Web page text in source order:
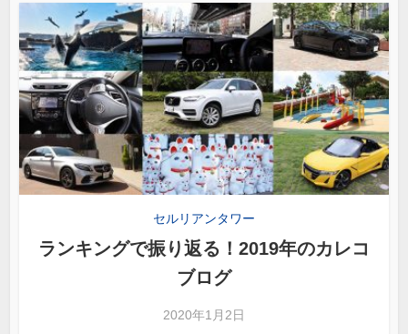
セルリアンタワー
ランキングで振り返る！2019年のカレコ
ブログ
2020年1月2日